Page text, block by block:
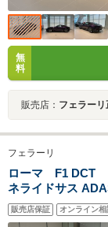
無
料
販売店： フェラーリ正
フェラーリ
ローマ F1 DCT
ネライドサス
レイ フル電動シー
定中古車保証
販売店保証 オンライン相